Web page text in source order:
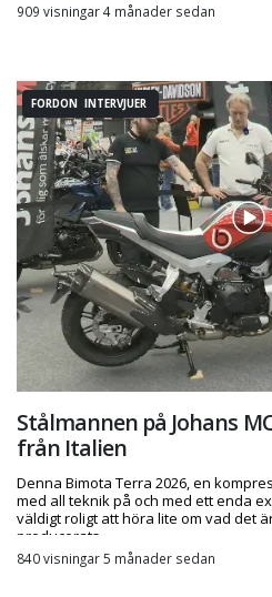
909 visningar 4 månader sedan
FORDON INTERVJUER
Stålmannen på Johans
från Italien
Denna Bimota Terra 2026, en
med all teknik på och med ett enda
väldigt roligt att höra lite om vad det
producerats.
840 visningar 5 månader sedan